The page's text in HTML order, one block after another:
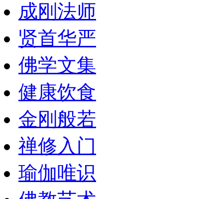
成刚法师
贤首华严
佛学文集
健康饮食
金刚般若
禅修入门
瑜伽唯识